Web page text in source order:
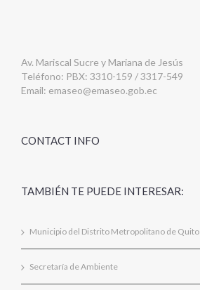
Av. Mariscal Sucre y Mariana de Jesús
Teléfono: PBX: 3310-159 / 3317-549
Email: emaseo@emaseo.gob.ec
CONTACT INFO
TAMBIÉN TE PUEDE INTERESAR:
Municipio del Distrito Metropolitano de Quito
Secretaría de Ambiente